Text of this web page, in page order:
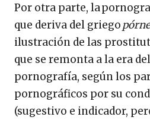
Por otra parte, la
que deriva del griegopórne
ilustración de las
que se remonta a la era
pornografía, según los
pornográficos por su
(sugestivo e indicador,